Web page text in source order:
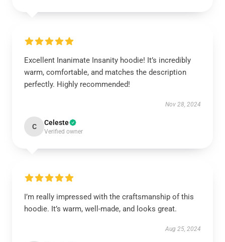
Excellent Inanimate Insanity hoodie! It’s incredibly
warm, comfortable, and matches the description
perfectly. Highly recommended!
Nov 28, 2024
C Celeste
Verified owner
I’m really impressed with the craftsmanship of this
hoodie. It’s warm, well-made, and looks great.
Aug 25, 2024